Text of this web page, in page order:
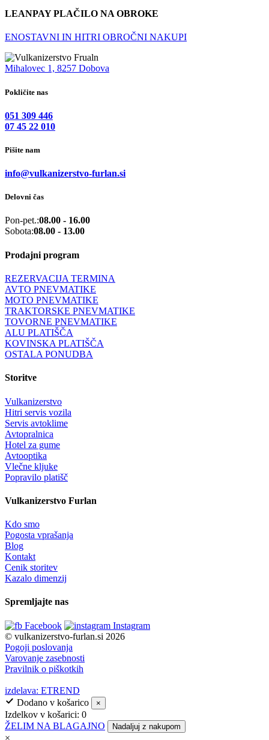
LEANPAY PLAČILO NA OBROKE
ENOSTAVNI IN HITRI OBROČNI NAKUPI
Mihalovec 1, 8257 Dobova
Pokličite nas
051 309 446
07 45 22 010
Pišite nam
info@vulkanizerstvo-furlan.si
Delovni čas
Pon-pet.:08.00 - 16.00
Sobota:08.00 - 13.00
Prodajni program
REZERVACIJA TERMINA
AVTO PNEVMATIKE
MOTO PNEVMATIKE
TRAKTORSKE PNEVMATIKE
TOVORNE PNEVMATIKE
ALU PLATIŠČA
KOVINSKA PLATIŠČA
OSTALA PONUDBA
Storitve
Vulkanizerstvo
Hitri servis vozila
Servis avtoklime
Avtopralnica
Hotel za gume
Avtooptika
Vlečne kljuke
Popravilo platišč
Vulkanizerstvo Furlan
Kdo smo
Pogosta vprašanja
Blog
Kontakt
Cenik storitev
Kazalo dimenzij
Spremljajte nas
Facebook
Instagram
© vulkanizerstvo-furlan.si 2026
Pogoji poslovanja
Varovanje zasebnosti
Pravilnik o piškotkih
izdelava: ETREND
Dodano v košarico
×
Izdelkov v košarici: 0
ŽELIM NA BLAGAJNO
Nadaljuj z nakupom
×